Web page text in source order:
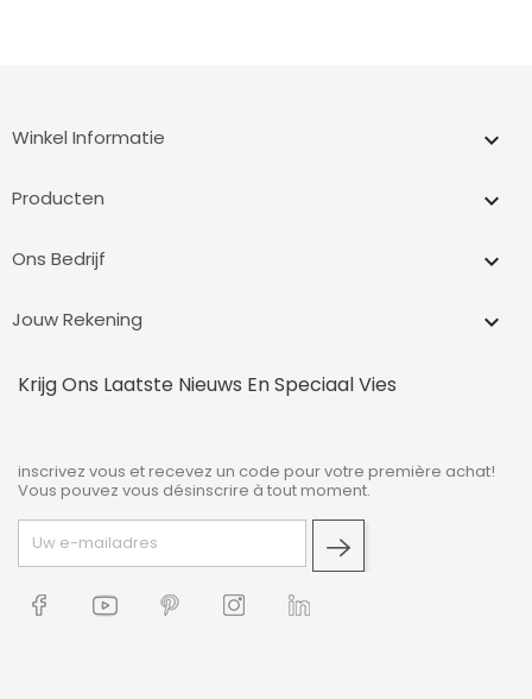
Winkel Informatie keyboard_arrow_down
Producten 
Ons Bedrijf 
Jouw Rekening 
Krijg Ons Laatste Nieuws En Speciaal Vies
inscrivez vous et recevez un code pour votre première achat!
Vous pouvez vous désinscrire à tout moment.